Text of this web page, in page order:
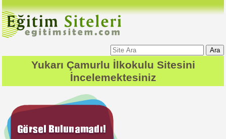
Ara
Yukarı Çamurlu İlkokulu Sitesini
İncelemektesiniz